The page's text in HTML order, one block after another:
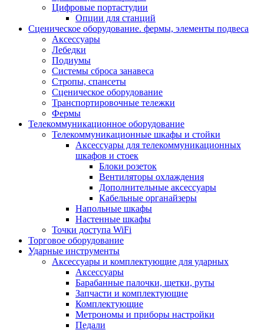
Цифровые портастудии
Опции для станций
Сценическое оборудование. фермы, элементы подвеса
Аксессуары
Лебедки
Подиумы
Системы сброса занавеса
Стропы, спансеты
Сценическое оборудование
Транспортировочные тележки
Фермы
Телекоммуникационное оборудование
Телекоммуникационные шкафы и стойки
Аксессуары для телекоммуникационных
шкафов и стоек
Блоки розеток
Вентиляторы охлаждения
Дополнительные аксессуары
Кабельные органайзеры
Напольные шкафы
Настенные шкафы
Точки доступа WiFi
Торговое оборудование
Ударные инструменты
Аксессуары и комплектующие для ударных
Аксессуары
Барабанные палочки, щетки, руты
Запчасти и комплектующие
Комплектующие
Метрономы и приборы настройки
Педали